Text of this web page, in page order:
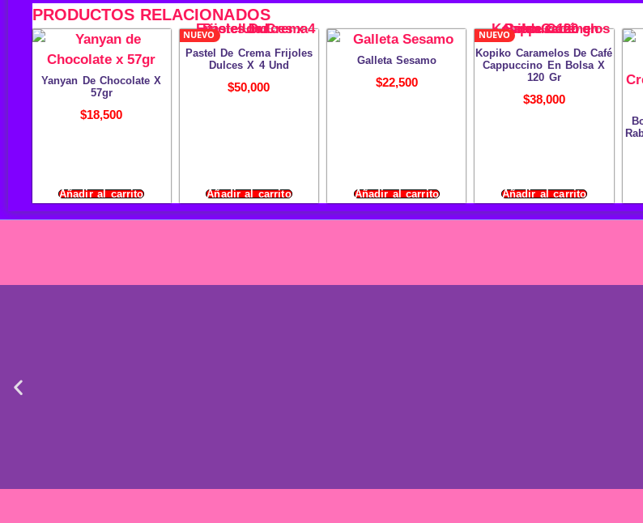
PRODUCTOS RELACIONADOS
Yanyan De Chocolate X
57gr
$18,500
Añadir al carrito
NUEVO
Pastel De Crema Frijoles
Dulces X 4 Und
$50,000
Añadir al carrito
Galleta Sesamo
$22,500
Añadir al carrito
NUEVO
Kopiko Caramelos De Café
Cappuccino En Bolsa X
120 Gr
$38,000
Añadir al carrito